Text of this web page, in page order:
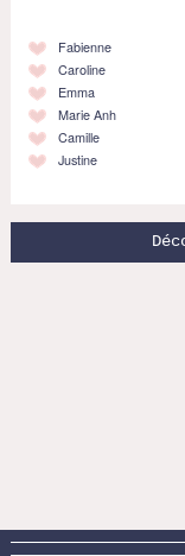
Fabienne
Caroline
Emma
Marie Anh
Camille
Justine